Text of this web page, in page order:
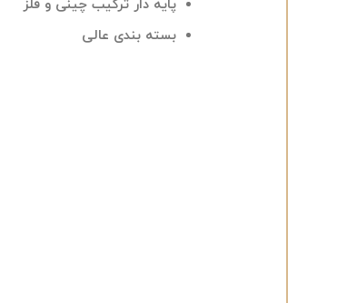
پایه دار ترکیب چینی و فلز
بسته بندی عالی